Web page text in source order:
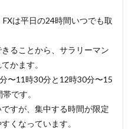
は平日の24時間いつでも取
ることから、サラリーマン
かます。
〜11時30分と12時30分〜15
です。
すが、集中する時間が限定
くなっています。